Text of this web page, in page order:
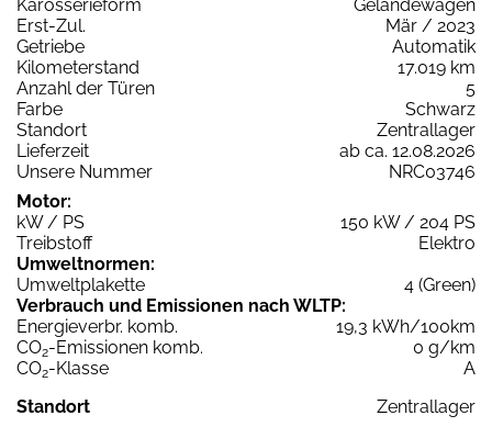
Karosserieform
Geländewagen
Erst-Zul.
Mär / 2023
Getriebe
Automatik
Kilometerstand
17.019 km
Anzahl der Türen
5
Farbe
Schwarz
Standort
Zentrallager
Lieferzeit
ab ca. 12.08.2026
Unsere Nummer
NRC03746
Motor:
kW / PS
150 kW / 204 PS
Treibstoff
Elektro
Umweltnormen:
Umweltplakette
4 (Green)
Verbrauch und Emissionen nach WLTP:
Energieverbr. komb.
19,3 kWh/100km
CO2-Emissionen komb.
0 g/km
CO2-Klasse
A
Standort
Zentrallager